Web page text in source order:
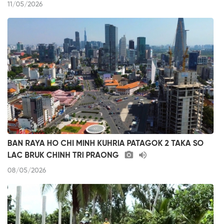
11/05/2026
BAN RAYA HO CHI MINH KUHRIA PATAGOK 2 TAKA SO
LAC BRUK CHINH TRI PRAONG
08/05/2026